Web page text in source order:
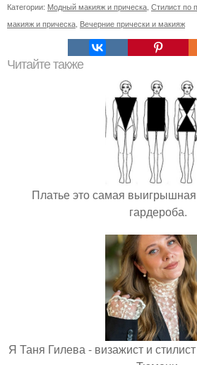
Категории: Модный макияж и прическа, Стилист по
макияж и прическа, Вечерние прически и макияж
Читайте также
Платье это самая выигрышная
гардероба.
Я Таня Гилева - визажист и